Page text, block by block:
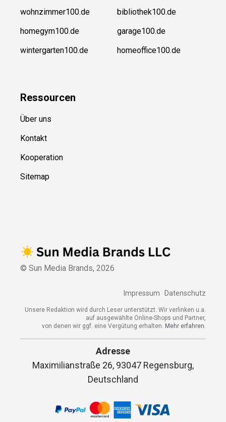
wohnzimmer100.de
homegym100.de
wintergarten100.de
bibliothek100.de
garage100.de
homeoffice100.de
Ressourcen
Über uns
Kontakt
Kooperation
Sitemap
© Sun Media Brands, 2026
Impressum Datenschutz
Unsere Redaktion wird durch Leser unterstützt. Wir verlinken u.a.
auf ausgewählte Online-Shops und Partner,
von denen wir ggf. eine Vergütung erhalten. Mehr erfahren.
Adresse
Maximilianstraße 26, 93047 Regensburg,
Deutschland